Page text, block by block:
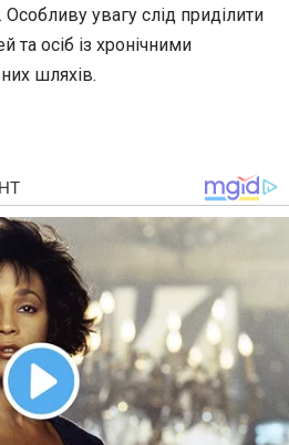
Особливу увагу слід приділити
та осіб із хронічними
шляхів.